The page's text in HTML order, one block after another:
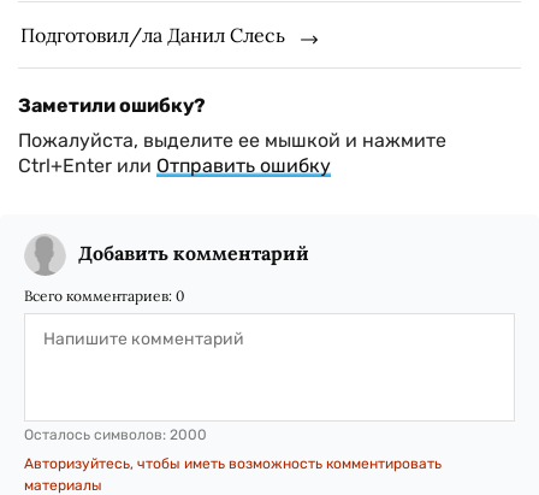
Подготовил/ла Данил Слесь
Заметили ошибку?
Пожалуйста, выделите ее мышкой и нажмите
Ctrl+Enter или Отправить ошибку
Добавить комментарий
Всего комментариев: 0
Осталось символов: 2000
Авторизуйтесь, чтобы иметь возможность комментировать
материалы